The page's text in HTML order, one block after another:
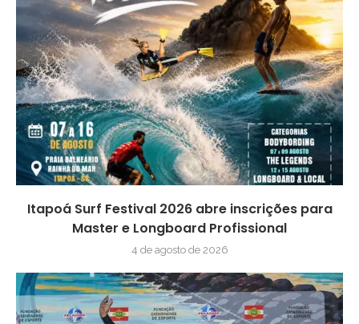
Itapoá Surf Festival 2026 abre inscrições para
Master e Longboard Profissional
4 de agosto de 2026